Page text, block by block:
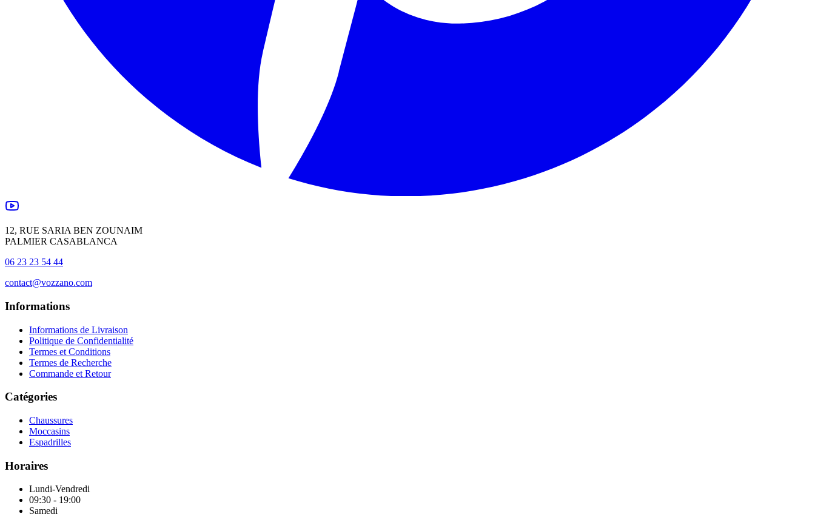
12, RUE SARIA BEN ZOUNAIM
PALMIER CASABLANCA
06 23 23 54 44
contact@vozzano.com
Informations
Informations de Livraison
Politique de Confidentialité
Termes et Conditions
Termes de Recherche
Commande et Retour
Catégories
Chaussures
Moccasins
Espadrilles
Horaires
Lundi-Vendredi
09:30 - 19:00
Samedi